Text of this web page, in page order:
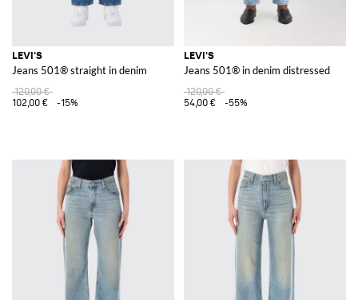
LEVI'S
Jeans 501® straight in denim
120,00 €
102,00 €
-15%
LEVI'S
Jeans 501® in denim distressed
120,00 €
54,00 €
-55%